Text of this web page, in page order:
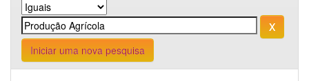
Iniciar uma nova pesquisa